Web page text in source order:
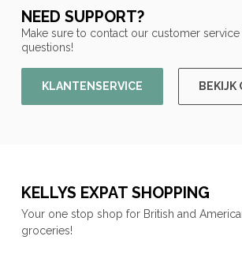
NEED SUPPORT?
Make sure to contact our customer
questions!
KLANTENSERVICE BEKIJK
KELLYS EXPAT SHOPPING
Your one stop shop for British and
groceries!